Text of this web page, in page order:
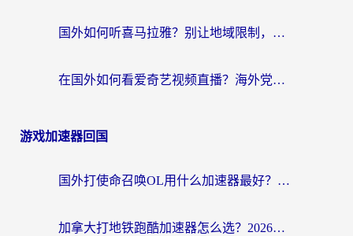
国外如何听喜马拉雅？别让地域限制，断了你的中文声音陪伴
在国外如何看爱奇艺视频直播？海外党亲测有效的回国加速器指南
游戏加速器回国
国外打使命召唤OL用什么加速器最好？海外玩家国服畅玩全攻略（附小众游戏加速技巧）
加拿大打地铁跑酷加速器怎么选？2026海外玩家实测指南（附王国纪元保卫萝卜3加速技巧）